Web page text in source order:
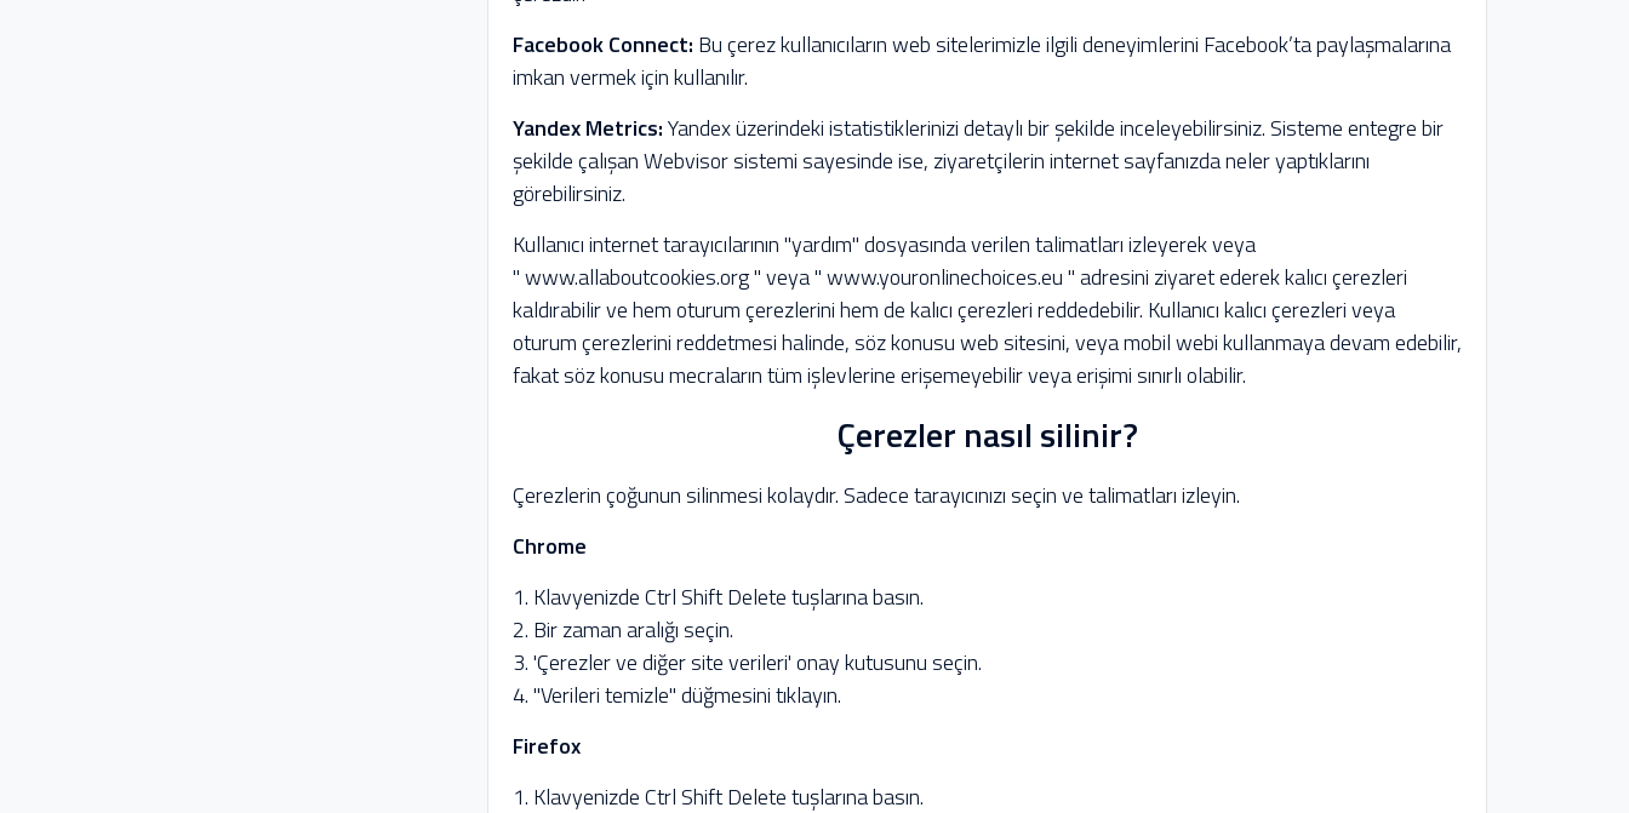
Facebook Connect: Bu çerez kullanıcıların web sitelerimizle ilgili deneyimlerini Facebook’ta paylaşmalarına
imkan vermek için kullanılır.
Yandex Metrics:Yandex üzerindeki istatistiklerinizi detaylı bir şekilde inceleyebilirsiniz. Sisteme entegre bir
şekilde çalışan Webvisor sistemi sayesinde ise, ziyaretçilerin internet sayfanızda neler yaptıklarını
görebilirsiniz.
Kullanıcı internet tarayıcılarının "yardım" dosyasında verilen talimatları izleyerek veya
" www.allaboutcookies.org " veya " www.youronlinechoices.eu " adresini ziyaret ederek kalıcı çerezleri
kaldırabilir ve hem oturum çerezlerini hem de kalıcı çerezleri reddedebilir. Kullanıcı kalıcı çerezleri veya
oturum çerezlerini reddetmesi halinde, söz konusu web sitesini, veya mobil webi kullanmaya devam edebilir,
fakat söz konusu mecraların tüm işlevlerine erişemeyebilir veya erişimi sınırlı olabilir.
Çerezler nasıl silinir?
Çerezlerin çoğunun silinmesi kolaydır. Sadece tarayıcınızı seçin ve talimatları izleyin.
Chrome
1. Klavyenizde Ctrl Shift Delete tuşlarına basın.
2. Bir zaman aralığı seçin.
3. 'Çerezler ve diğer site verileri' onay kutusunu seçin.
4. "Verileri temizle" düğmesini tıklayın.
Firefox
1. Klavyenizde Ctrl Shift Delete tuşlarına basın.